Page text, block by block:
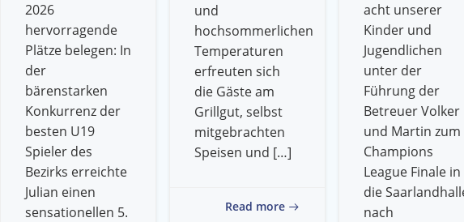
2026
hervorragende
Plätze belegen: In
der
bärenstarken
Konkurrenz der
besten U19
Spieler des
Bezirks erreichte
Julian einen
sensationellen 5.
und
hochsommerlichen
Temperaturen
erfreuten sich
die Gäste am
Grillgut, selbst
mitgebrachten
Speisen und […]
Read more
acht unserer
Kinder und
Jugendlichen
unter der
Führung der
Betreuer Volker
und Martin zum
Champions
League Finale in
die
nach